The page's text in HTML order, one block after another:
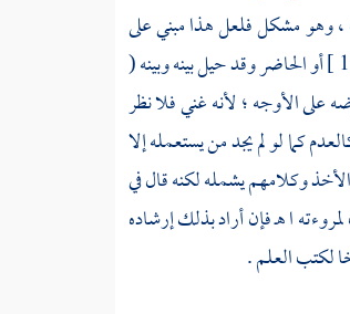
، وهو مشكل فلعل هذا مبني على
أو الحاضر وقد حيل بينه وبينه (
على الأوجه ؛ لأنه غني فلا نظر
كما لو لم يجد من يستعمله إلا
وكلامهم يشمله لكنه قال في
ا هـ فإن أراد بذلك إرشاده
لكتب العلم .